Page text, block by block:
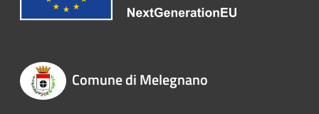
Comune di Melegnano